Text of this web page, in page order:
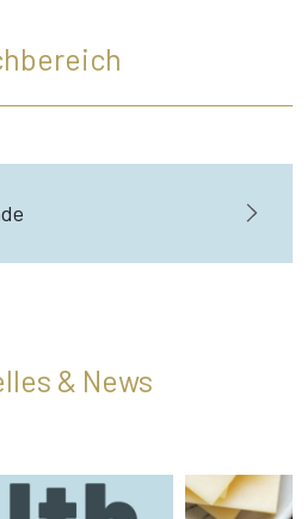
& News